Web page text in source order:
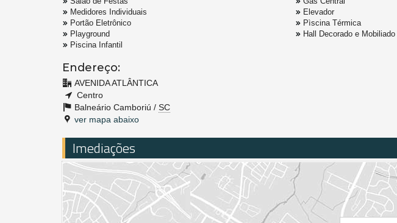
Medidores Individuais
Portão Eletrônico
Playground
Piscina Infantil
Elevador
Pìscina Térmica
Hall Decorado e Mobiliado
Endereço:
AVENIDA ATLÂNTICA
Centro
Balneário Camboriú / SC
ver mapa abaixo
Imediações